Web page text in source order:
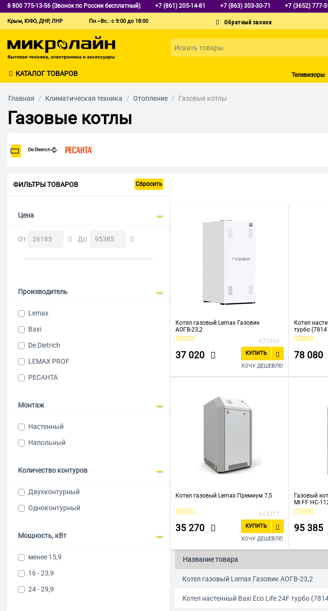
8 800 775-13-56 (Звонок по России бесплатный) +7 (861) 205-14-81 +7 (863) 303-30-71 +7 (3652) 777-
Крым, ЮФО, ДНР, ЛНР Пн.–Вс.: с 9:00 до 18:00
КАТАЛОГ ТОВАРОВ Телевизоры
Главная / Климатическая техника / Отопление / Газовые котлы
Газовые котлы
ФИЛЬТРЫ ТОВАРОВ Сбросить
Цена
От До
Производитель
Lemax
Baxi
De Dietrich
LEMAX PROF
РЕСАНТА
Монтаж
Настенный
Напольный
Количество контуров
Двухконтурный
Одноконтурный
Мощность, кВт
менее 15,9
16 - 23,9
24 - 29,9
Котел газовый Lemax Газовик
АОГВ-23,2
671909
37 020
КУПИТЬ
ХОЧУ ДЕШЕВЛЕ!
Котел
турбо
78 080
Котел газовый Lemax Премиум 7,5
655317
35 270
КУПИТЬ
ХОЧУ ДЕШЕВЛЕ!
Газовый
MI FF НС-
95 385
Название товара
Котел газовый Lemax Газовик АОГВ-23,2
Котел настенный Baxi Eco Life 24F турбо